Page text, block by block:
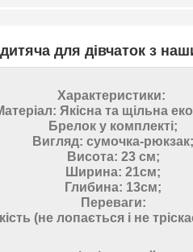
для дівчаток з
Характеристики:
Якісна та щільна
Брелок у комплекті;
Вигляд: сумочка-рюкзак;
Висота: 23 см;
Ширина: 21см;
Глибина: 13см;
Переваги:
(не лопається і не